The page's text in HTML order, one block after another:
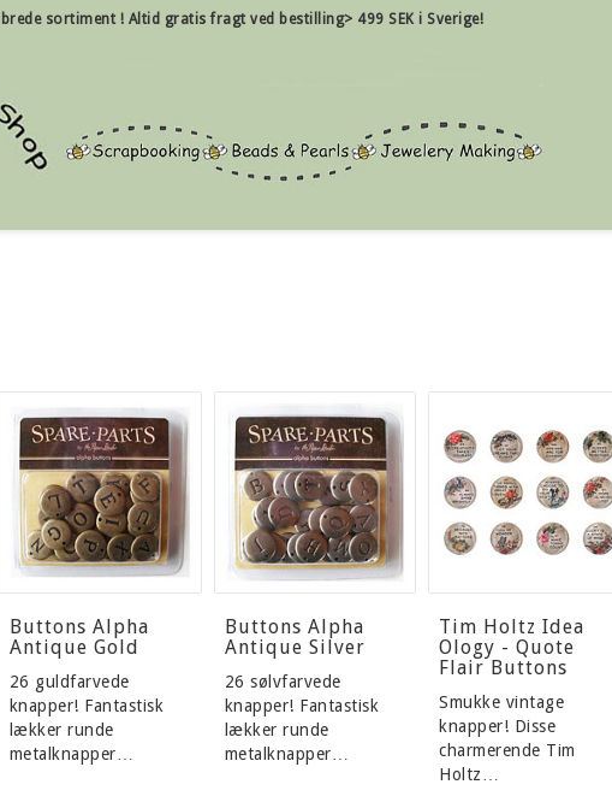
sortiment ! Altid gratis fragt ved bestilling> 499 SEK i Sverige!
Buttons Alpha
Antique Gold
26 guldfarvede
knapper! Fantastisk
lækker runde
metalknapper…
Buttons Alpha
Antique Silver
26 sølvfarvede
knapper! Fantastisk
lækker runde
metalknapper…
Tim Holtz Idea
Ology - Quote
Flair Buttons
Smukke vintage
knapper! Disse
charmerende Tim
Holtz…